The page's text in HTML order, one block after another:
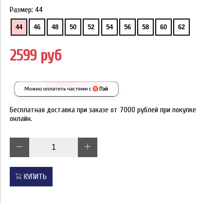
Размер: 44
44 46 48 50 52 54 56 58 60 62
2599 руб
Бесплатная доставка при заказе от 7000 рублей при покупке
онлайн.
КУПИТЬ